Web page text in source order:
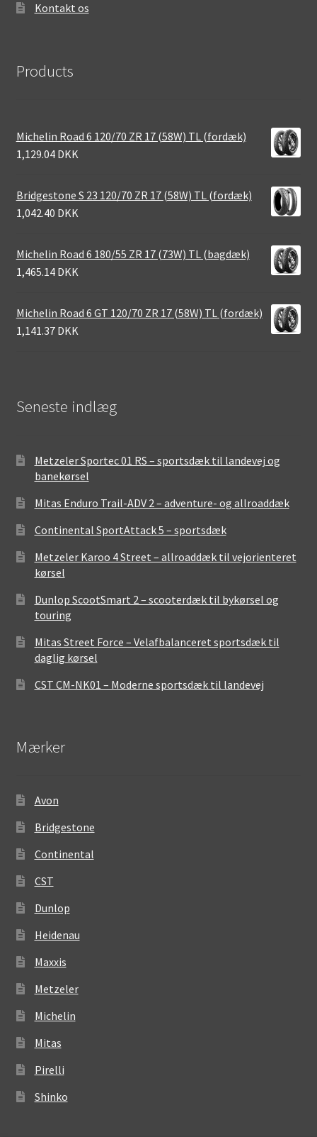
Kontakt os
Products
Michelin Road 6 120/70 ZR 17 (58W) TL (fordæk)
1,129.04 DKK
Bridgestone S 23 120/70 ZR 17 (58W) TL (fordæk)
1,042.40 DKK
Michelin Road 6 180/55 ZR 17 (73W) TL (bagdæk)
1,465.14 DKK
Michelin Road 6 GT 120/70 ZR 17 (58W) TL (fordæk)
1,141.37 DKK
Seneste indlæg
Metzeler Sportec 01 RS – sportsdæk til landevej og
banekørsel
Mitas Enduro Trail-ADV 2 – adventure- og allroaddæk
Continental SportAttack 5 – sportsdæk
Metzeler Karoo 4 Street – allroaddæk til vejorienteret
kørsel
Dunlop ScootSmart 2 – scooterdæk til bykørsel og
touring
Mitas Street Force – Velafbalanceret sportsdæk til
daglig kørsel
CST CM-NK01 – Moderne sportsdæk til landevej
Mærker
Avon
Bridgestone
Continental
CST
Dunlop
Heidenau
Maxxis
Metzeler
Michelin
Mitas
Pirelli
Shinko